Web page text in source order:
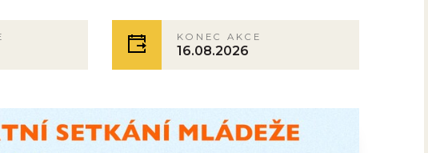
KONEC AKCE
16.08.2026